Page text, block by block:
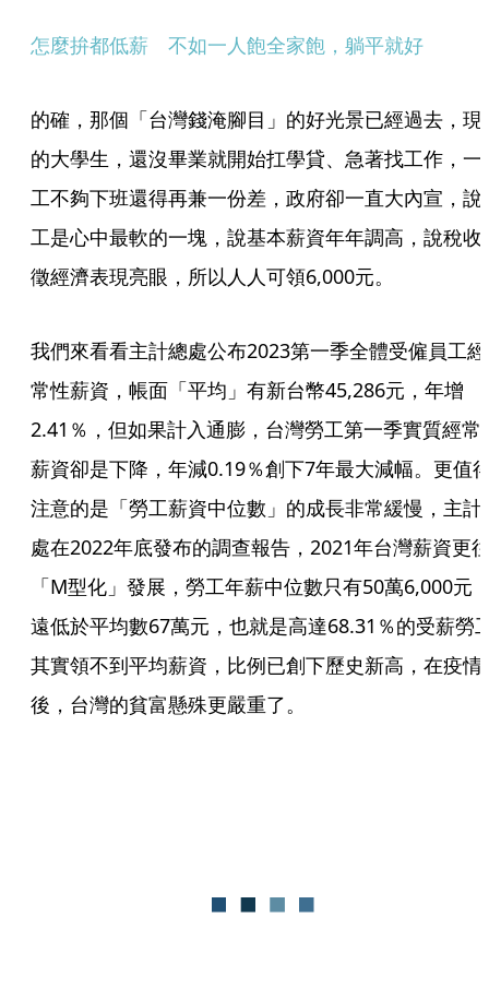
怎麼拚都低薪　不如一人飽全家飽，躺平就好
的確，那個「台灣錢淹腳目」的好光景已經過去，現
的大學生，還沒畢業就開始扛學貸、急著找工作，一
工不夠下班還得再兼一份差，政府卻一直大內宣，說
工是心中最軟的一塊，說基本薪資年年調高，說稅收
徵經濟表現亮眼，所以人人可領6,000元。
我們來看看主計總處公布2023第一季全體受僱員工經
常性薪資，帳面「平均」有新台幣45,286元，年增
2.41％，但如果計入通膨，台灣勞工第一季實質經常
薪資卻是下降，年減0.19％創下7年最大減幅。更值
注意的是「勞工薪資中位數」的成長非常緩慢，主計
處在2022年底發布的調查報告，2021年台灣薪資更
「M型化」發展，勞工年薪中位數只有50萬6,000元
遠低於平均數67萬元，也就是高達68.31％的受薪勞
其實領不到平均薪資，比例已創下歷史新高，在疫情
後，台灣的貧富懸殊更嚴重了。